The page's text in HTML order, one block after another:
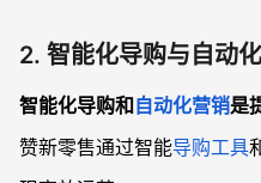
2. 智能化导购与自动
智能化导购和自动化营销是
赞新零售通过智能导购工具